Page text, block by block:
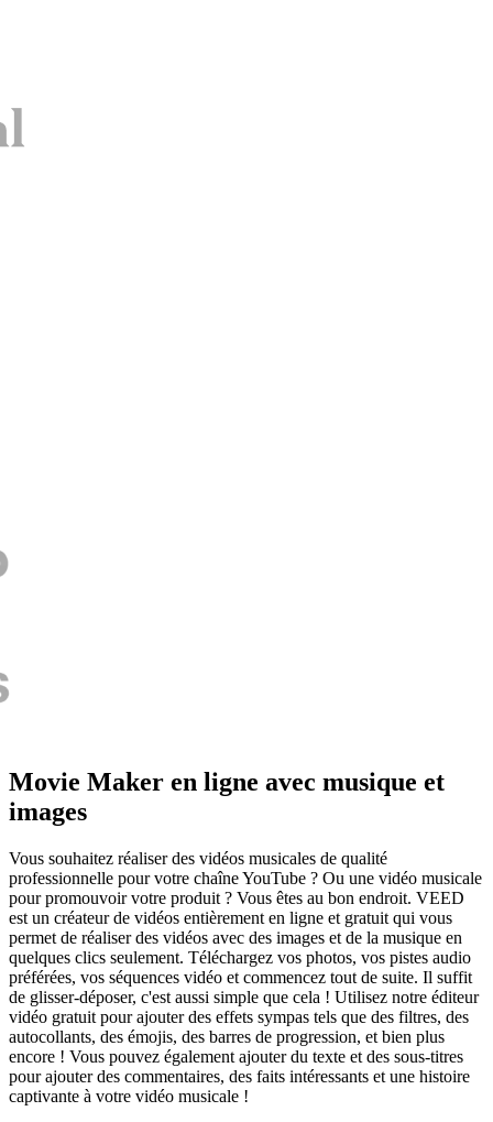
Movie Maker en ligne avec musique et
images
Vous souhaitez réaliser des vidéos musicales de qualité
professionnelle pour votre chaîne YouTube ? Ou une vidéo musicale
pour promouvoir votre produit ? Vous êtes au bon endroit. VEED
est un créateur de vidéos entièrement en ligne et gratuit qui vous
permet de réaliser des vidéos avec des images et de la musique en
quelques clics seulement. Téléchargez vos photos, vos pistes audio
préférées, vos séquences vidéo et commencez tout de suite. Il suffit
de glisser-déposer, c'est aussi simple que cela ! Utilisez notre éditeur
vidéo gratuit pour ajouter des effets sympas tels que des filtres, des
autocollants, des émojis, des barres de progression, et bien plus
encore ! Vous pouvez également ajouter du texte et des sous-titres
pour ajouter des commentaires, des faits intéressants et une histoire
captivante à votre vidéo musicale !